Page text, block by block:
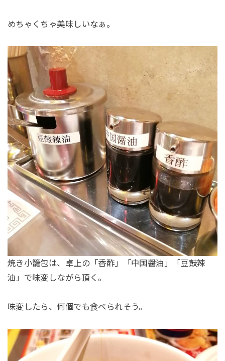
めちゃくちゃ美味しいなぁ。
焼き小籠包は、卓上の「香酢」「中国醤油」「豆鼓辣
油」で味変しながら頂く。
味変したら、何個でも食べられそう。